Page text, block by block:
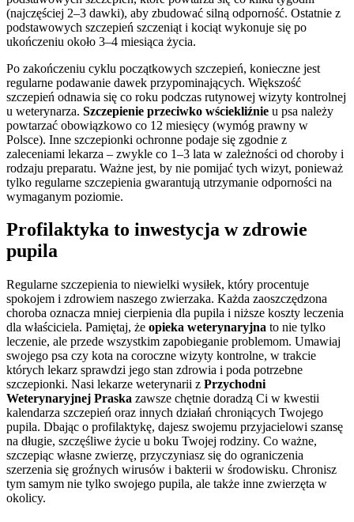
(najczęściej 2–3 dawki), aby zbudować silną odporność. Ostatnie z
podstawowych szczepień szczeniąt i kociąt wykonuje się po
ukończeniu około 3–4 miesiąca życia.
Po zakończeniu cyklu początkowych szczepień, konieczne jest
regularne podawanie dawek przypominających. Większość
szczepień odnawia się co roku podczas rutynowej wizyty kontrolnej
u weterynarza. Szczepienie przeciwko wściekliźnie u psa należy
powtarzać obowiązkowo co 12 miesięcy (wymóg prawny w
Polsce). Inne szczepionki ochronne podaje się zgodnie z
zaleceniami lekarza – zwykle co 1–3 lata w zależności od choroby i
rodzaju preparatu. Ważne jest, by nie pomijać tych wizyt, ponieważ
tylko regularne szczepienia gwarantują utrzymanie odporności na
wymaganym poziomie.
Profilaktyka to inwestycja w zdrowie
pupila
Regularne szczepienia to niewielki wysiłek, który procentuje
spokojem i zdrowiem naszego zwierzaka. Każda zaoszczędzona
choroba oznacza mniej cierpienia dla pupila i niższe koszty leczenia
dla właściciela. Pamiętaj, że opieka weterynaryjna to nie tylko
leczenie, ale przede wszystkim zapobieganie problemom. Umawiaj
swojego psa czy kota na coroczne wizyty kontrolne, w trakcie
których lekarz sprawdzi jego stan zdrowia i poda potrzebne
szczepionki. Nasi lekarze weterynarii z Przychodni
Weterynaryjnej Praska zawsze chętnie doradzą Ci w kwestii
kalendarza szczepień oraz innych działań chroniących Twojego
pupila. Dbając o profilaktykę, dajesz swojemu przyjacielowi szansę
na długie, szczęśliwe życie u boku Twojej rodziny. Co ważne,
szczepiąc własne zwierzę, przyczyniasz się do ograniczenia
szerzenia się groźnych wirusów i bakterii w środowisku. Chronisz
tym samym nie tylko swojego pupila, ale także inne zwierzęta w
okolicy.